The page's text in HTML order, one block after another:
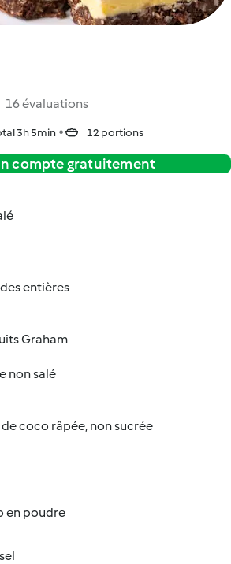
16 évaluations
3h 5min 12 portions
compte gratuitement
entières
Graham
non salé
de coco râpée, non sucrée
en poudre